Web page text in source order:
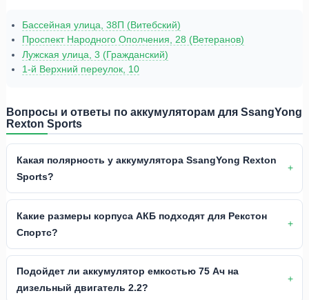
Бассейная улица, 38П (Витебский)
Проспект Народного Ополчения, 28 (Ветеранов)
Лужская улица, 3 (Гражданский)
1-й Верхний переулок, 10
Вопросы и ответы по аккумуляторам для SsangYong
Rexton Sports
Какая полярность у аккумулятора SsangYong Rexton
Sports?
Какие размеры корпуса АКБ подходят для Рекстон
Спортс?
Подойдет ли аккумулятор емкостью 75 Ач на
дизельный двигатель 2.2?